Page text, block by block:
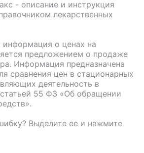
- описание и инструкция
лекарственных
информация о ценах на
предложением о продаже
Информация предназначена
сравнения цен в стационарных
деятельность в
55 ФЗ «Об обращении
Выделите ее и нажмите